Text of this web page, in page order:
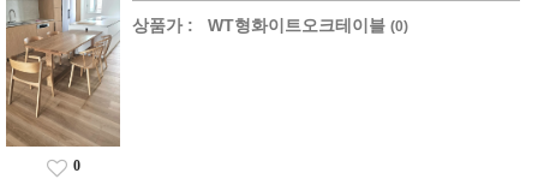
상품가 : WT형화이트오크테이블 (0)
0